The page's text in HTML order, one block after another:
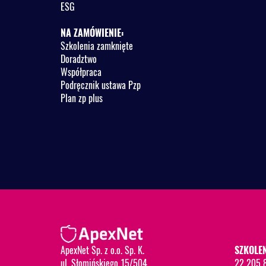
ESG
NA ZAMÓWIENIE:
Szkolenia zamknięte
Doradztwo
Współpraca
Podręcznik ustawa Pzp
Plan zp plus
ApexNet Sp. z o.o. Sp. K.
ul. Słomińskiego 15/504
22 205